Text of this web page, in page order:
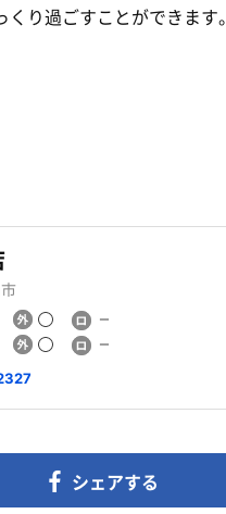
り過ごすことができます。
シェアする